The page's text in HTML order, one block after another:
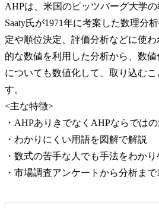
AHPは、米国のピッツバーグ大学
Saaty氏が1971年に考案した数理分
定や順位決定、評価分析などに使
的な数値を利用した分析から、数
についても数値化して、取り込む
す。
<主な特徴>
・AHPありきでなくAHPならでは
・わかりにくい用語を図解で解説
・数式の苦手な人でも手法をわか
・市場調査アンケートから分析まで